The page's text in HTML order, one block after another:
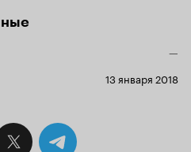
—
13 января 2018